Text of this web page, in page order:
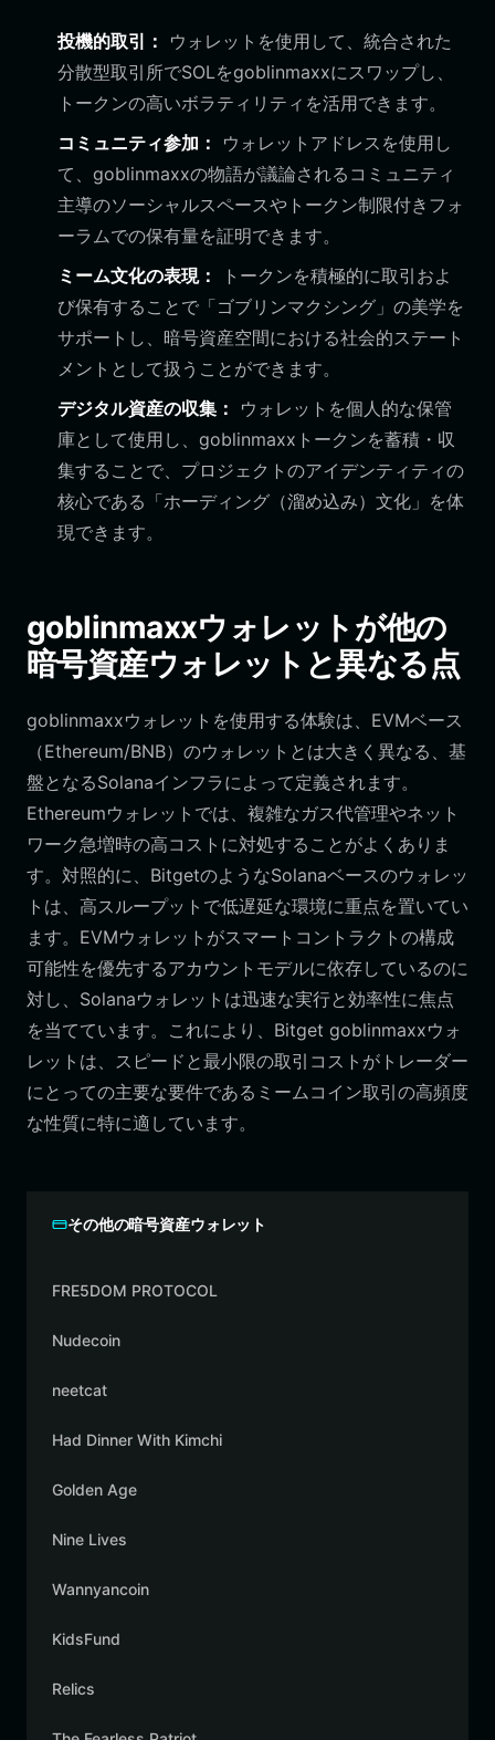
投機的取引：
ウォレットを使用して、統合された
分散型取引所でSOLをgoblinmaxxにスワップし、
トークンの高いボラティリティを活用できます。
コミュニティ参加：
ウォレットアドレスを使用し
て、goblinmaxxの物語が議論されるコミュニティ
主導のソーシャルスペースやトークン制限付きフォ
ーラムでの保有量を証明できます。
ミーム文化の表現：
トークンを積極的に取引およ
び保有することで「ゴブリンマクシング」の美学を
サポートし、暗号資産空間における社会的ステート
メントとして扱うことができます。
デジタル資産の収集：
ウォレットを個人的な保管
庫として使用し、goblinmaxxトークンを蓄積・収
集することで、プロジェクトのアイデンティティの
核心である「ホーディング（溜め込み）文化」を体
現できます。
goblinmaxxウォレットが他の
暗号資産ウォレットと異なる点
goblinmaxxウォレットを使用する体験は、EVMベース
（Ethereum/BNB）のウォレットとは大きく異なる、基
盤となるSolanaインフラによって定義されます。
Ethereumウォレットでは、複雑なガス代管理やネット
ワーク急増時の高コストに対処することがよくありま
す。対照的に、BitgetのようなSolanaベースのウォレッ
トは、高スループットで低遅延な環境に重点を置いてい
ます。EVMウォレットがスマートコントラクトの構成
可能性を優先するアカウントモデルに依存しているのに
対し、Solanaウォレットは迅速な実行と効率性に焦点
を当てています。これにより、Bitget goblinmaxxウォ
レットは、スピードと最小限の取引コストがトレーダー
にとっての主要な要件であるミームコイン取引の高頻度
な性質に特に適しています。
その他の暗号資産ウォレット
FRE5DOM PROTOCOL
Nudecoin
neetcat
Had Dinner With Kimchi
Golden Age
Nine Lives
Wannyancoin
KidsFund
Relics